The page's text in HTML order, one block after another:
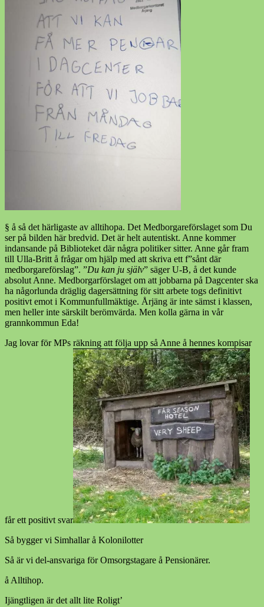
§ å så det härligaste av alltihopa. Det Medborgareförslaget som Du
ser på bilden här bredvid. Det är helt autentiskt. Anne kommer
indansande på Biblioteket där några politiker sitter. Anne går fram
till Ulla-Britt å frågar om hjälp med att skriva ett f”sånt där
medborgareförslag”. ”Du kan ju själv” säger U-B, å det kunde
absolut Anne. Medborgarförslaget om att jobbarna på Dagcenter ska
ha någorlunda dräglig dagersättning för sitt arbete togs definitivt
positivt emot i Kommunfullmäktige. Årjäng är inte sämst i klassen,
men heller inte särskilt berömvärda. Men kolla gärna in vår
grannkommun Eda!
Jag lovar för MPs räkning att följa upp så Anne å hennes kompisar
får ett positivt svar
Så bygger vi Simhallar å Kolonilotter
Så är vi del-ansvariga för Omsorgstagare å Pensionärer.
å Alltihop.
Ijängtligen är det allt lite Roligt’